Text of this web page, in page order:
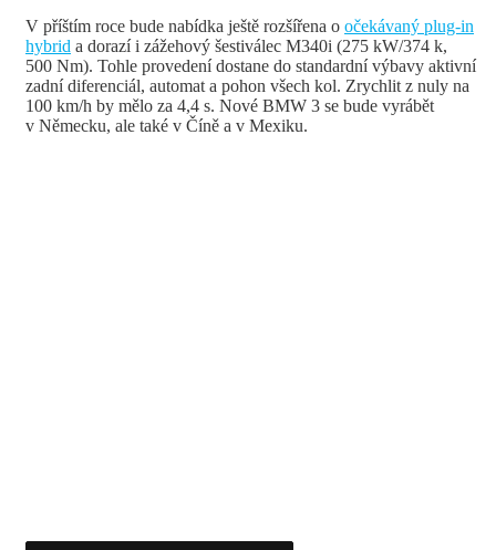
V příštím roce bude nabídka ještě rozšířena o očekávaný plug-in
hybrid a dorazí i zážehový šestiválec M340i (275 kW/374 k,
500 Nm). Tohle provedení dostane do standardní výbavy aktivní
zadní diferenciál, automat a pohon všech kol. Zrychlit z nuly na
100 km/h by mělo za 4,4 s. Nové BMW 3 se bude vyrábět
v Německu, ale také v Číně a v Mexiku.